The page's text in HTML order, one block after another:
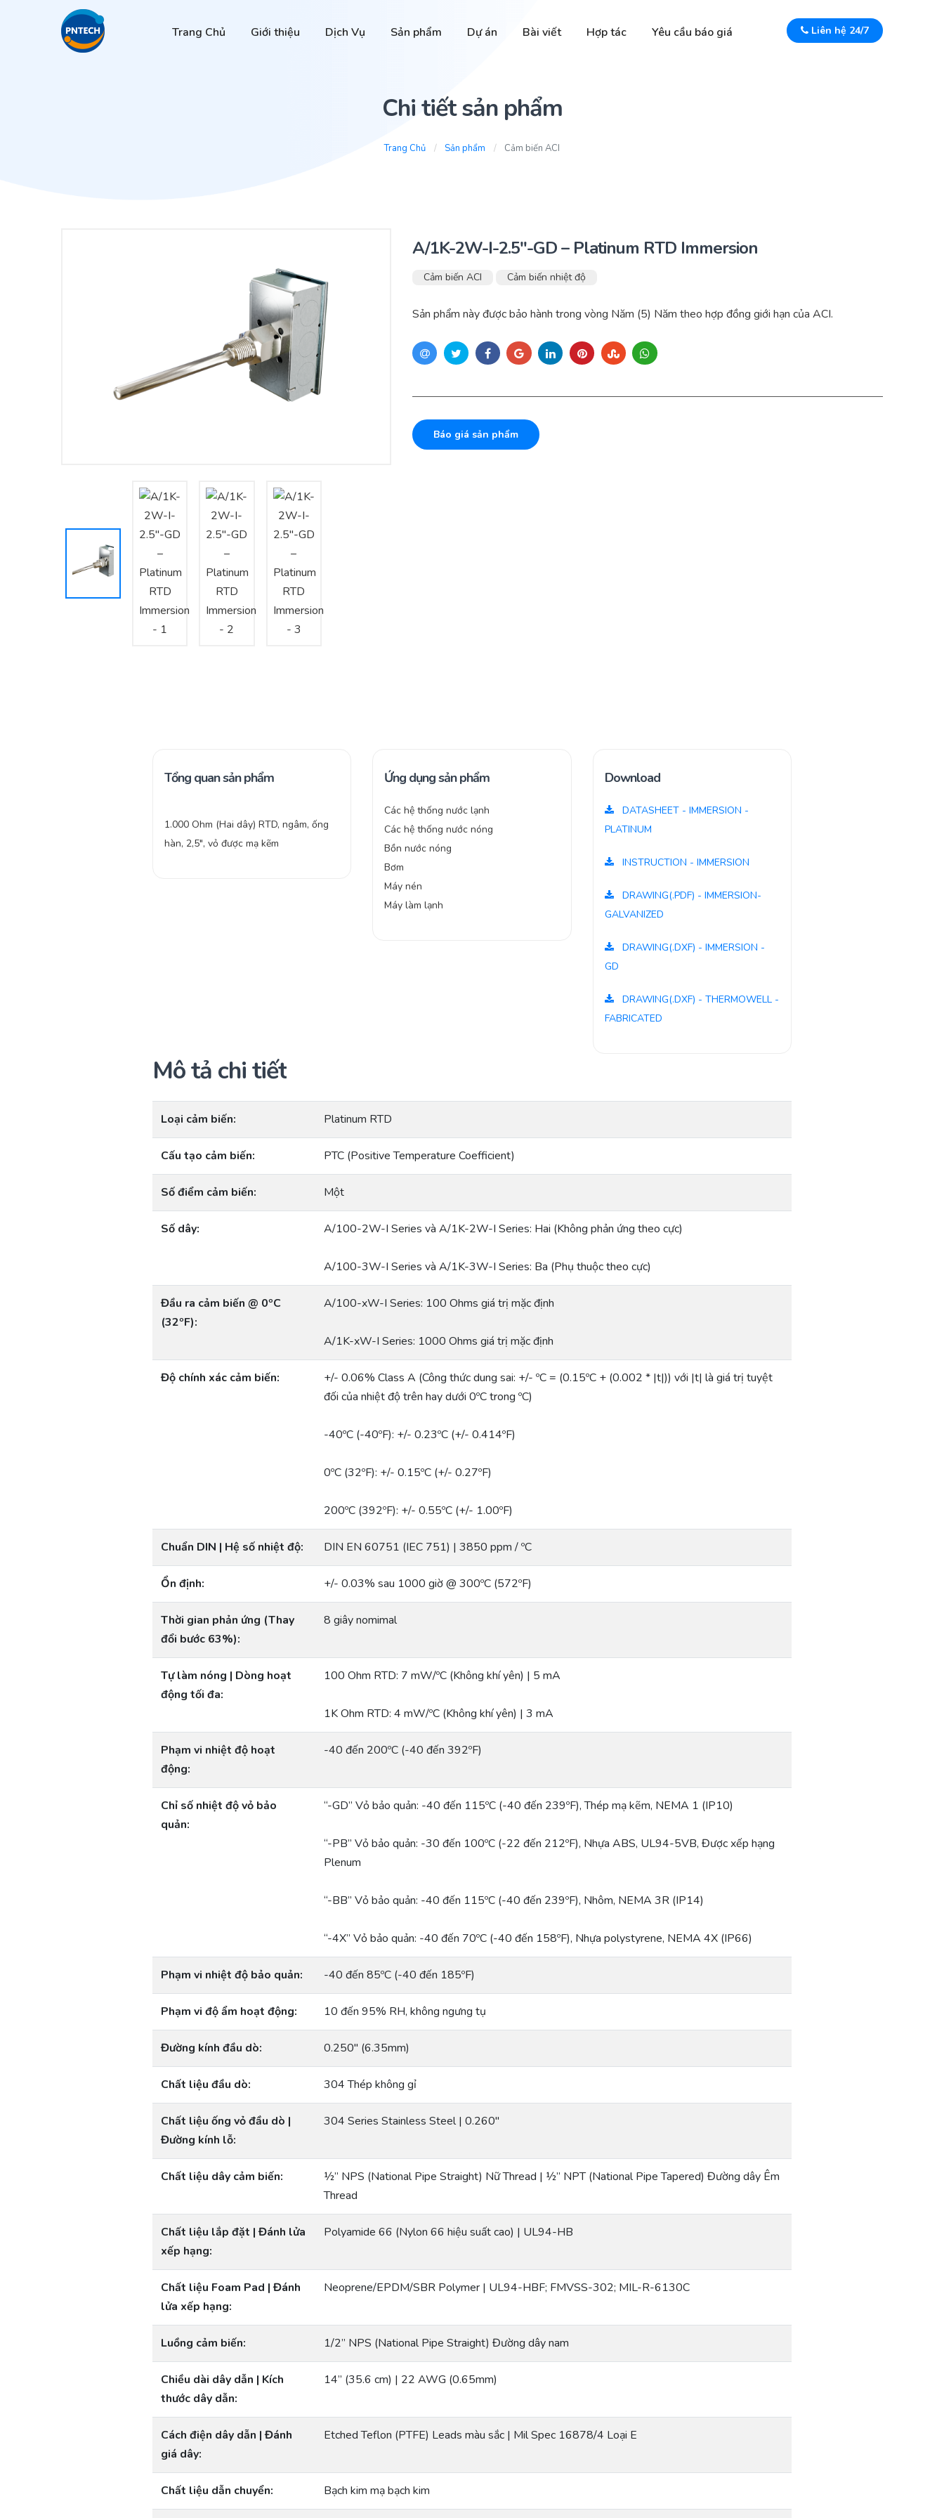
Trang Chủ Giới thiệu Dịch Vụ Sản phẩm Dự án Bài viết Hợp tác Yêu cầu báo giá Liên hệ 24/7
Chi tiết sản phẩm
Trang Chủ Sản phẩm Cảm biến ACI
A/1K-2W-I-2.5″-GD – Platinum RTD Immersion
Cảm biến ACI Cảm biến nhiệt độ
Sản phẩm này được bảo hành trong vòng Năm (5) Năm theo hợp đồng giới hạn của ACI.
Báo giá sản phẩm
Tổng quan sản phẩm
1.000 Ohm (Hai dây) RTD, ngâm, ống
hàn, 2,5″, vỏ được mạ kẽm
Ứng dụng sản phẩm
Các hệ thống nước lạnh
Các hệ thống nước nóng
Bồn nước nóng
Bơm
Máy nén
Máy làm lạnh
Download
DATASHEET - IMMERSION -
PLATINUM
INSTRUCTION - IMMERSION
DRAWING(.PDF) - IMMERSION-
GALVANIZED
DRAWING(.DXF) - IMMERSION -
GD
DRAWING(.DXF) - THERMOWELL -
FABRICATED
Mô tả chi tiết
Loại cảm biến: Platinum RTD
Cấu tạo cảm biến: PTC (Positive Temperature Coefficient)
Số điểm cảm biến: Một
Số dây: A/100-2W-I Series và A/1K-2W-I Series: Hai (Không phản ứng theo cực)
A/100-3W-I Series và A/1K-3W-I Series: Ba (Phụ thuộc theo cực)
Đầu ra cảm biến @ 0ºC
(32ºF):
A/100-xW-I Series: 100 Ohms giá trị mặc định
A/1K-xW-I Series: 1000 Ohms giá trị mặc định
Độ chính xác cảm biến:
+/- 0.06% Class A (Công thức dung sai: +/- ºC = (0.15ºC + (0.002 * |t|)) với |t| là giá trị tuyệt
đối của nhiệt độ trên hay dưới 0ºC trong ºC)
-40ºC (-40ºF): +/- 0.23ºC (+/- 0.414ºF)
0ºC (32ºF): +/- 0.15ºC (+/- 0.27ºF)
200ºC (392ºF): +/- 0.55ºC (+/- 1.00ºF)
Chuẩn DIN | Hệ số nhiệt độ: DIN EN 60751 (IEC 751) | 3850 ppm / ºC
Ổn định: +/- 0.03% sau 1000 giờ @ 300ºC (572ºF)
Thời gian phản ứng (Thay
đổi bước 63%):
8 giây nomimal
Tự làm nóng | Dòng hoạt
động tối đa:
100 Ohm RTD: 7 mW/ºC (Không khí yên) | 5 mA
1K Ohm RTD: 4 mW/ºC (Không khí yên) | 3 mA
Phạm vi nhiệt độ hoạt
động:
-40 đến 200ºC (-40 đến 392ºF)
Chỉ số nhiệt độ vỏ bảo
quản:
“-GD” Vỏ bảo quản: -40 đến 115ºC (-40 đến 239ºF), Thép mạ kẽm, NEMA 1 (IP10)
“-PB” Vỏ bảo quản: -30 đến 100ºC (-22 đến 212ºF), Nhựa ABS, UL94-5VB, Được xếp hạng
Plenum
“-BB” Vỏ bảo quản: -40 đến 115ºC (-40 đến 239ºF), Nhôm, NEMA 3R (IP14)
“-4X” Vỏ bảo quản: -40 đến 70ºC (-40 đến 158ºF), Nhựa polystyrene, NEMA 4X (IP66)
Phạm vi nhiệt độ bảo quản: -40 đến 85ºC (-40 đến 185ºF)
Phạm vi độ ẩm hoạt động: 10 đến 95% RH, không ngưng tụ
Đường kính đầu dò: 0.250″ (6.35mm)
Chất liệu đầu dò: 304 Thép không gỉ
Chất liệu ống vỏ đầu dò |
Đường kính lỗ:
304 Series Stainless Steel | 0.260″
Chất liệu dây cảm biến:
½” NPS (National Pipe Straight) Nữ Thread | ½” NPT (National Pipe Tapered) Đường dây Êm
Thread
Chất liệu lắp đặt | Đánh lửa
xếp hạng:
Polyamide 66 (Nylon 66 hiệu suất cao) | UL94-HB
Chất liệu Foam Pad | Đánh
lửa xếp hạng:
Neoprene/EPDM/SBR Polymer | UL94-HBF; FMVSS-302; MIL-R-6130C
Luồng cảm biến: 1/2” NPS (National Pipe Straight) Đường dây nam
Chiều dài dây dẫn | Kích
thước dây dẫn:
14” (35.6 cm) | 22 AWG (0.65mm)
Cách điện dây dẫn | Đánh
giá dây:
Etched Teflon (PTFE) Leads màu sắc | Mil Spec 16878/4 Loại E
Chất liệu dẫn chuyển: Bạch kim mạ bạch kim